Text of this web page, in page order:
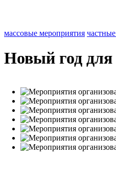
массовые мероприятия
Новый год для